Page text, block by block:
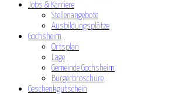
Jobs & Karriere
Stellenangebote
Ausbildungsplätze
Gochsheim
Ortsplan
Lage
Gemeinde Gochsheim
Bürgerbroschüre
Geschenkgutschein